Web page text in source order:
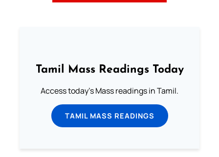
Tamil Mass Readings Today
Access today's Mass readings in Tamil.
TAMIL MASS READINGS